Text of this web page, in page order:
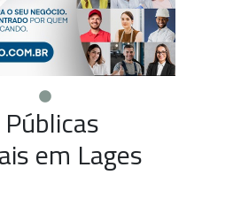
em Lages